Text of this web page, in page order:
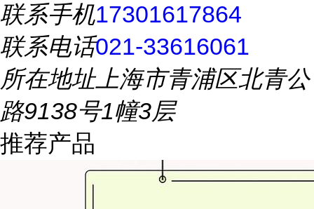
联系手机17301617864
联系电话021-33616061
所在地址上海市青浦区北青公
路9138号1幢3层
推荐产品